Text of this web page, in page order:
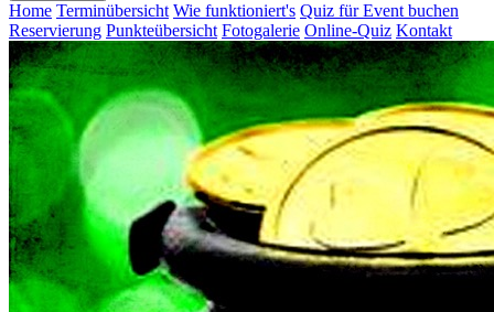
Home Terminübersicht Wie funktioniert's Quiz für Event buchen
Reservierung Punkteübersicht Fotogalerie Online-Quiz Kontakt